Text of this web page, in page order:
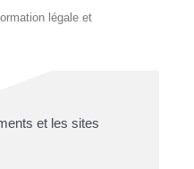
légale et
et les sites